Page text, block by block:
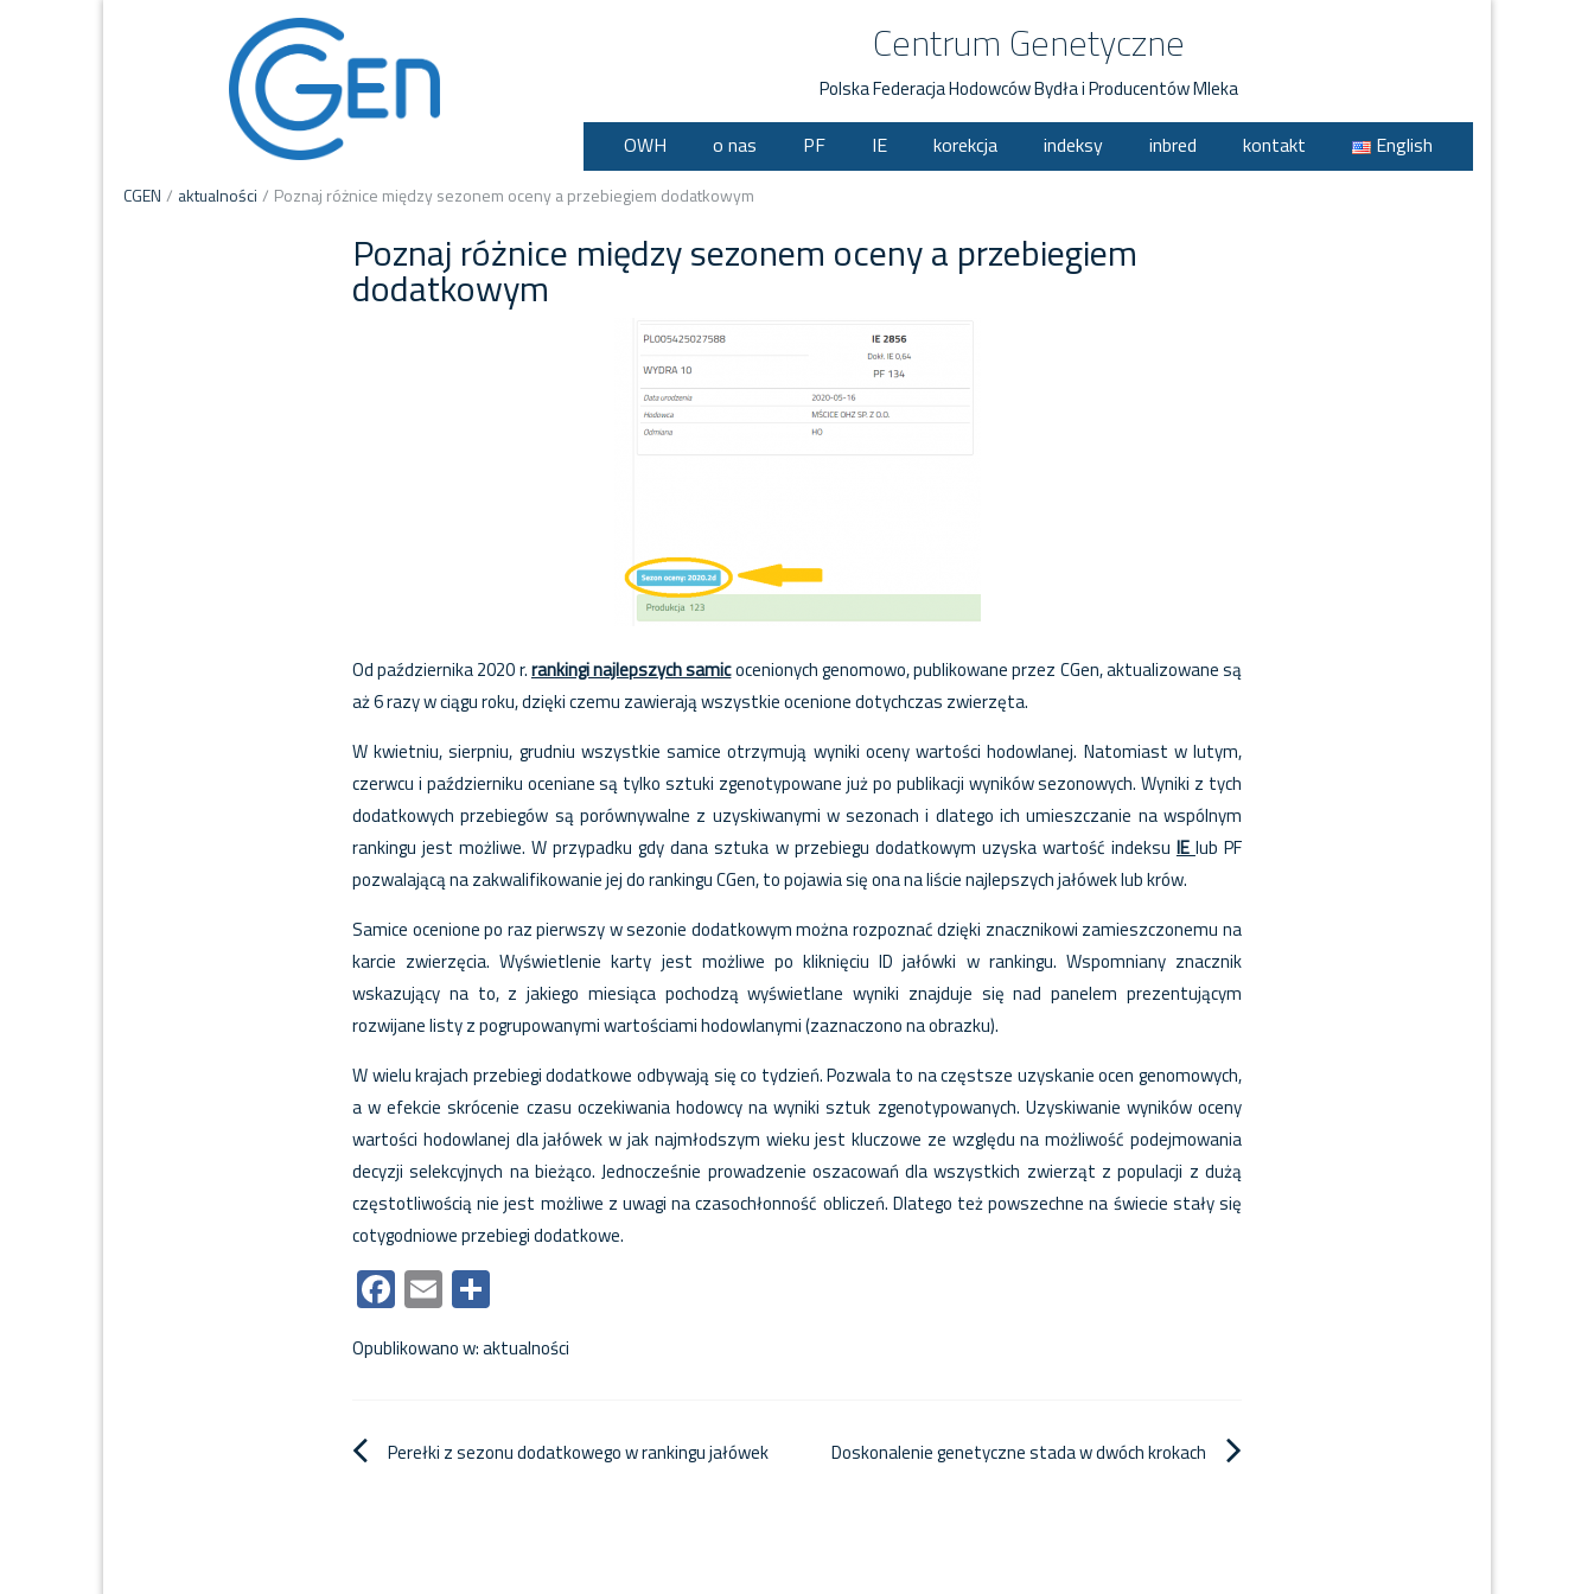
Centrum Genetyczne
Polska Federacja Hodowców Bydła i Producentów Mleka
OWH o nas PF IE korekcja indeksy inbred kontakt English
CGEN / aktualności / Poznaj różnice między sezonem oceny a przebiegiem dodatkowym
Poznaj różnice między sezonem oceny a przebiegiem
dodatkowym
Od października 2020 r.rankingi najlepszych samicocenionych genomowo, publikowane przez CGen, aktualizowane są
aż 6 razy w ciągu roku, dzięki czemu zawierają wszystkie ocenione dotychczas zwierzęta.
W kwietniu, sierpniu, grudniu wszystkie samice otrzymują wyniki oceny wartości hodowlanej. Natomiast w lutym,
czerwcu i październiku oceniane są tylko sztuki zgenotypowane już po publikacji wyników sezonowych. Wyniki z tych
dodatkowych przebiegów są porównywalne z uzyskiwanymi w sezonach i dlatego ich umieszczanie na wspólnym
rankingu jest możliwe. W przypadku gdy dana sztuka w przebiegu dodatkowym uzyska wartość indeksu IE lub PF
pozwalającą na zakwalifikowanie jej do rankingu CGen, to pojawia się ona na liście najlepszych jałówek lub krów.
Samice ocenione po raz pierwszy w sezonie dodatkowym można rozpoznać dzięki znacznikowi zamieszczonemu na
karcie zwierzęcia. Wyświetlenie karty jest możliwe po kliknięciu ID jałówki w rankingu. Wspomniany znacznik
wskazujący na to, z jakiego miesiąca pochodzą wyświetlane wyniki znajduje się nad panelem prezentującym
rozwijane listy z pogrupowanymi wartościami hodowlanymi (zaznaczono na obrazku).
W wielu krajach przebiegi dodatkowe odbywają się co tydzień. Pozwala to na częstsze uzyskanie ocen genomowych,
a w efekcie skrócenie czasu oczekiwania hodowcy na wyniki sztuk zgenotypowanych. Uzyskiwanie wyników oceny
wartości hodowlanej dla jałówek w jak najmłodszym wieku jest kluczowe ze względu na możliwość podejmowania
decyzji selekcyjnych na bieżąco. Jednocześnie prowadzenie oszacowań dla wszystkich zwierząt z populacji z dużą
częstotliwością nie jest możliwe z uwagi na czasochłonność obliczeń. Dlatego też powszechne na świecie stały się
cotygodniowe przebiegi dodatkowe.
Facebook
Email
Opublikowano w:aktualności
Nawigacja
Perełki z sezonu dodatkowego w rankingu jałówek Doskonalenie genetyczne stada w dwóch krokach